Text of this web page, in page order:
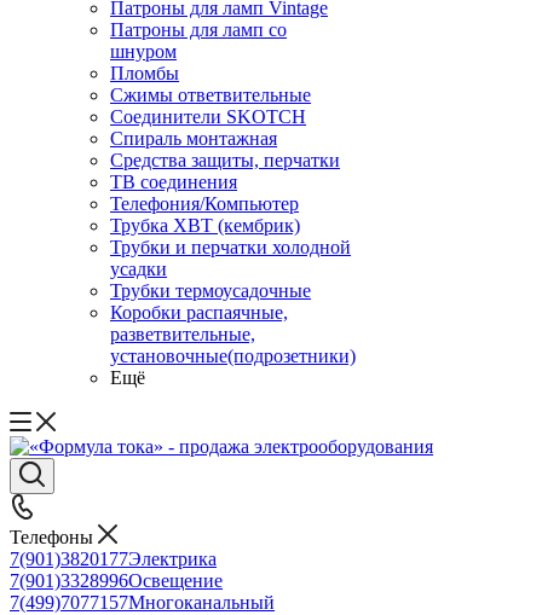
Патроны для ламп Vintage
Патроны для ламп со
шнуром
Пломбы
Сжимы ответвительные
Соединители SKOTCH
Спираль монтажная
Средства защиты, перчатки
ТВ соединения
Телефония/Компьютер
Трубка ХВТ (кембрик)
Трубки и перчатки холодной
усадки
Трубки термоусадочные
Коробки распаячные,
разветвительные,
установочные(подрозетники)
Ещё
Телефоны
7(901)3820177Электрика
7(901)3328996Освещение
7(499)7077157Многоканальный